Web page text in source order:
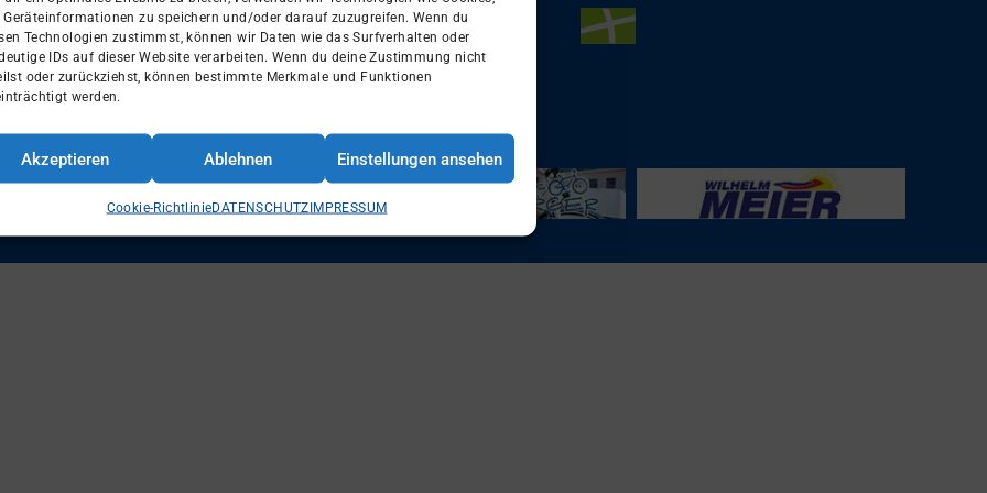
Geräteinformationen zu speichern und/oder darauf zuzugreifen. Wenn du
Technologien zustimmst, können wir Daten wie das Surfverhalten oder
IDs auf dieser Website verarbeiten. Wenn du deine Zustimmung nicht
oder zurückziehst, können bestimmte Merkmale und Funktionen
werden.
Akzeptieren Ablehnen Einstellungen ansehen
Cookie-RichtlinieDATENSCHUTZIMPRESSUM